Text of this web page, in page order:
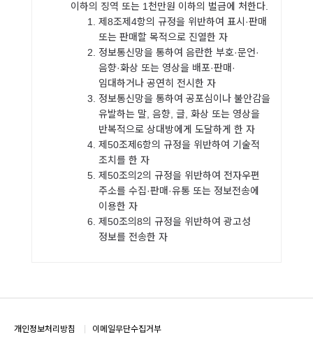
이하의 징역 또는 1천만원 이하의 벌금에 처한다.
제8조제4항의 규정을 위반하여 표시·판매
또는 판매할 목적으로 진열한 자
정보통신망을 통하여 음란한 부호·문언·
음향·화상 또는 영상을 배포·판매·
임대하거나 공연히 전시한 자
정보통신망을 통하여 공포심이나 불안감을
유발하는 말, 음향, 글, 화상 또는 영상을
반복적으로 상대방에게 도달하게 한 자
제50조제6항의 규정을 위반하여 기술적
조치를 한 자
제50조의2의 규정을 위반하여 전자우편
주소를 수집·판매·유통 또는 정보전송에
이용한 자
제50조의8의 규정을 위반하여 광고성
정보를 전송한 자
개인정보처리방침 이메일무단수집거부